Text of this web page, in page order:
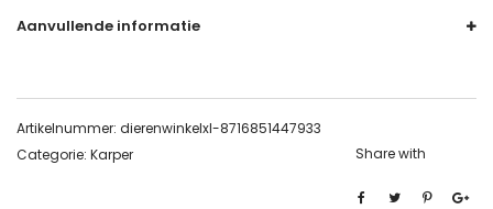
Aanvullende informatie
Artikelnummer: dierenwinkelxl-8716851447933
Categorie: Karper Share with